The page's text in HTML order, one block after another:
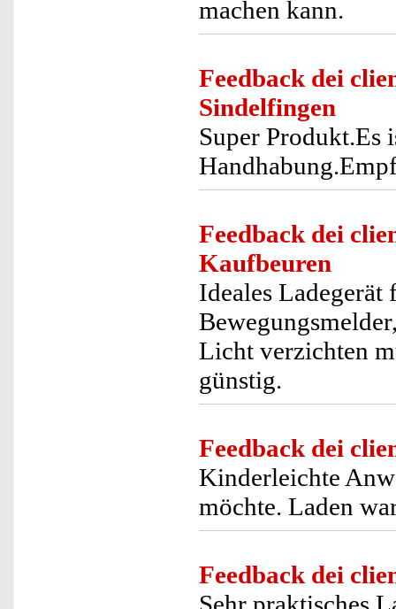
machen kann.
Feedback dei
Sindelfingen
Super Produkt.Es
Feedback dei
Kaufbeuren
Ideales
Licht verzichten
günstig.
Feedback dei
Kinderleichte
möchte. Laden
Feedback dei